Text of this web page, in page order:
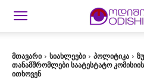
მთავარი სიახლეები პოლიტიკა
თანამშრომლები საატესტატო
ითხოვენ